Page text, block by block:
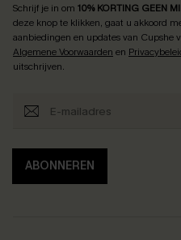
Schrijf je in om 10% KORTING GEEN
deze knop te klikken, gaat u akkoord
aanbiedingen en updates van Cupshe
Algemene Voorwaarden en
uitschrijven.
ABONNEREN